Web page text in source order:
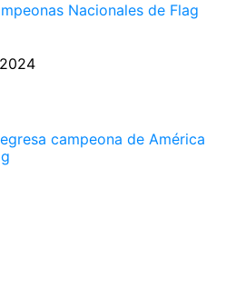
Nacionales de Flag
campeona de América